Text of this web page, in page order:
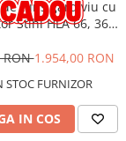
de tuns gard viu cu
Stihl HLA 66, 36V,
acumulator si
RON1.954,00 RON
STOC FURNIZOR
IN COS